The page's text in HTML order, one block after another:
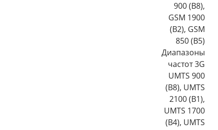
900 (B8),
GSM 1900
(B2), GSM
850 (B5)
Диапазоны
частот 3G
UMTS 900
(B8), UMTS
2100 (B1),
UMTS 1700
(B4), UMTS